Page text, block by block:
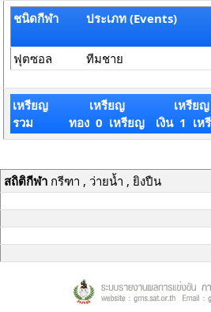
ชนิดกีฬา ประเภท (Events)
ฟุตซอล ทีมชาย
เหรียญ
รวม
เหรียญ
ทอง 0 เหรียญ
เหรียญ
เงิน 1 เห
สถิติกีฬากรีฑา , ว่ายน้ำ , ยิงปืน